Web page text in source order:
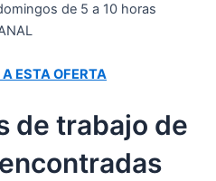
de 5 a 10 horas
ESTA OFERTA
de trabajo de